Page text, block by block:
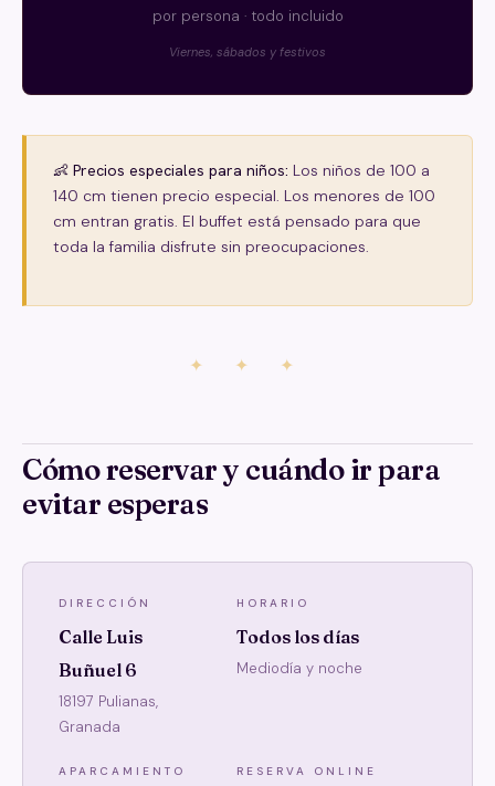
por persona · todo incluido
Viernes, sábados y festivos
👶 Precios especiales para niños: Los niños de 100 a
140 cm tienen precio especial. Los menores de 100
cm entran gratis. El buffet está pensado para que
toda la familia disfrute sin preocupaciones.
✦ ✦ ✦
Cómo reservar y cuándo ir para
evitar esperas
DIRECCIÓN
Calle Luis
Buñuel 6
18197 Pulianas,
Granada
HORARIO
Todos los días
Mediodía y noche
APARCAMIENTO RESERVA ONLINE